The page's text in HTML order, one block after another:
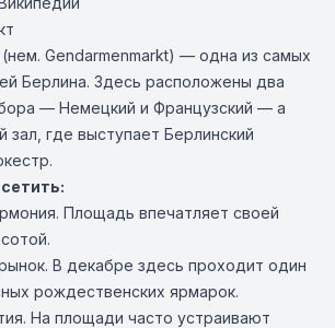
Gendarmenmarkt) — одна из самых
Берлина. Здесь расположены два
— Немецкий и Французский — а
зал, где выступает Берлинский
Площадь впечатляет своей
В декабре здесь проходит один
рождественских ярмарок.
На площади часто устраивают